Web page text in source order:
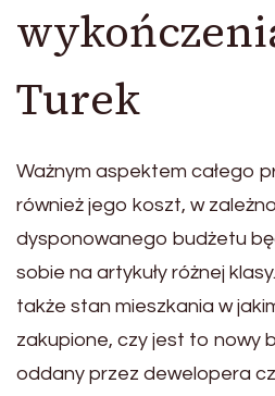
Turek
Ważnym aspektem całego
również jego koszt, w
dysponowanego budżetu
sobie na artykuły różnej
także stan mieszkania w
zakupione, czy jest to nowy
oddany przez dewelopera